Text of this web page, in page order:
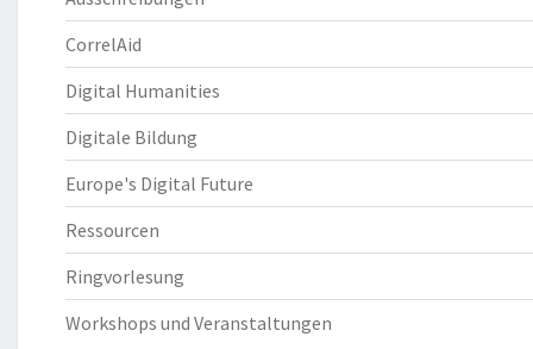
CorrelAid
Digital Humanities
Digitale Bildung
Europe's Digital Future
Ressourcen
Ringvorlesung
Workshops und Veranstaltungen